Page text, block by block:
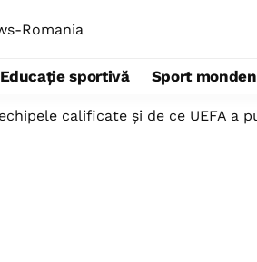
Educație sportivă Sport monden